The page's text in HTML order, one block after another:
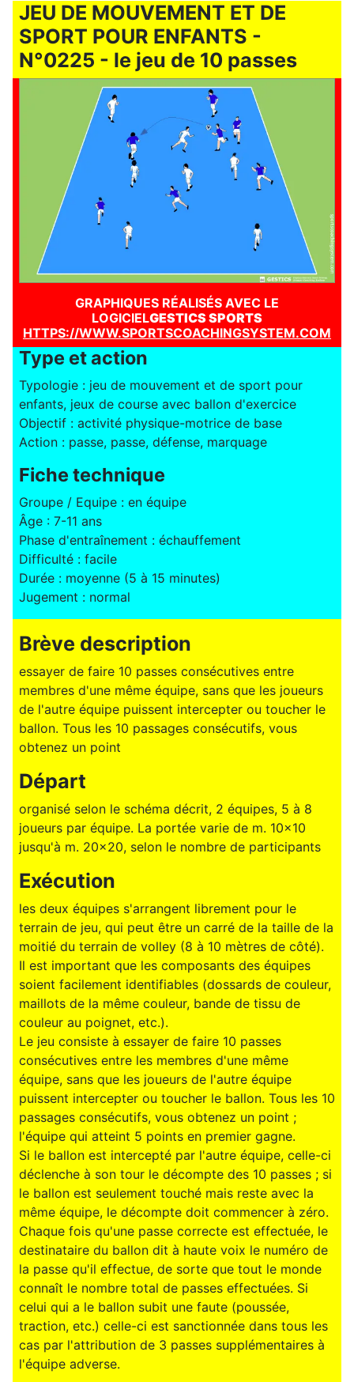
JEU DE MOUVEMENT ET DE
SPORT POUR ENFANTS -
N°0225 - le jeu de 10 passes
GRAPHIQUES RÉALISÉS AVEC LE
LOGICIELGESTICS SPORTS
HTTPS://WWW.SPORTSCOACHINGSYSTEM.COM
Type et action
Typologie : jeu de mouvement et de sport pour
enfants, jeux de course avec ballon d'exercice
Objectif : activité physique-motrice de base
Action : passe, passe, défense, marquage
Fiche technique
Groupe / Equipe : en équipe
Âge : 7-11 ans
Phase d'entraînement : échauffement
Difficulté : facile
Durée : moyenne (5 à 15 minutes)
Jugement : normal
Brève description
essayer de faire 10 passes consécutives entre
membres d'une même équipe, sans que les joueurs
de l'autre équipe puissent intercepter ou toucher le
ballon. Tous les 10 passages consécutifs, vous
obtenez un point
Départ
organisé selon le schéma décrit, 2 équipes, 5 à 8
joueurs par équipe. La portée varie de m. 10x10
jusqu'à m. 20x20, selon le nombre de participants
Exécution
les deux équipes s'arrangent librement pour le
terrain de jeu, qui peut être un carré de la taille de la
moitié du terrain de volley (8 à 10 mètres de côté).
Il est important que les composants des équipes
soient facilement identifiables (dossards de couleur,
maillots de la même couleur, bande de tissu de
couleur au poignet, etc.).
Le jeu consiste à essayer de faire 10 passes
consécutives entre les membres d'une même
équipe, sans que les joueurs de l'autre équipe
puissent intercepter ou toucher le ballon. Tous les 10
passages consécutifs, vous obtenez un point ;
l'équipe qui atteint 5 points en premier gagne.
Si le ballon est intercepté par l'autre équipe, celle-ci
déclenche à son tour le décompte des 10 passes ; si
le ballon est seulement touché mais reste avec la
même équipe, le décompte doit commencer à zéro.
Chaque fois qu'une passe correcte est effectuée, le
destinataire du ballon dit à haute voix le numéro de
la passe qu'il effectue, de sorte que tout le monde
connaît le nombre total de passes effectuées. Si
celui qui a le ballon subit une faute (poussée,
traction, etc.) celle-ci est sanctionnée dans tous les
cas par l'attribution de 3 passes supplémentaires à
l'équipe adverse.